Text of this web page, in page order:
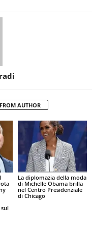
AUTHOR
sul
La diplomazia della moda
di Michelle Obama brilla
nel Centro Presidenziale
di Chicago